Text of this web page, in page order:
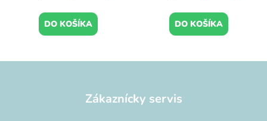
DO KOŠÍKA DO KOŠÍKA
Zákaznícky servis